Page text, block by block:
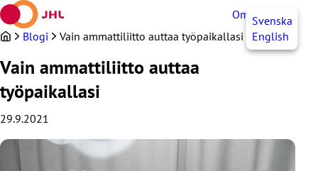
Siirry
sisältöön
OmaJHLSvenska
English
Blogi Vain ammattiliitto auttaa työpaikallasi
Vain ammattiliitto auttaa
työpaikallasi
29.9.2021